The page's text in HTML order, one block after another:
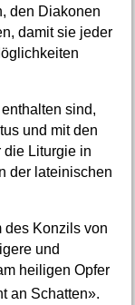
den Diakonen
damit sie jeder
sind,
und mit den
die Liturgie in
der lateinischen
des Konzils von
und
heiligen Opfer
an Schatten».